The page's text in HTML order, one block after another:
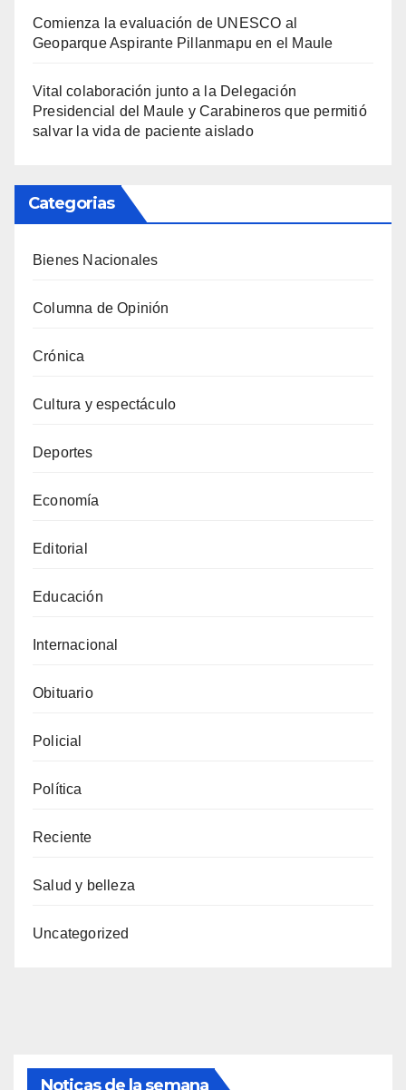
Comienza la evaluación de UNESCO al
Geoparque Aspirante Pillanmapu en el Maule
Vital colaboración junto a la Delegación
Presidencial del Maule y Carabineros que permitió
salvar la vida de paciente aislado
Categorias
Bienes Nacionales
Columna de Opinión
Crónica
Cultura y espectáculo
Deportes
Economía
Editorial
Educación
Internacional
Obituario
Policial
Política
Reciente
Salud y belleza
Uncategorized
Noticas de la semana